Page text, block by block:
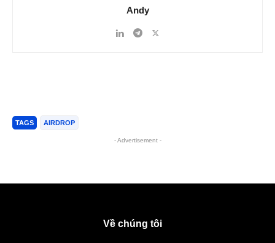
Andy
TAGS AIRDROP
- Advertisement -
Về chúng tôi